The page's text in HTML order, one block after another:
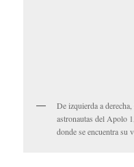
De izquierda a
astronautas del Apolo
donde se encuentra su